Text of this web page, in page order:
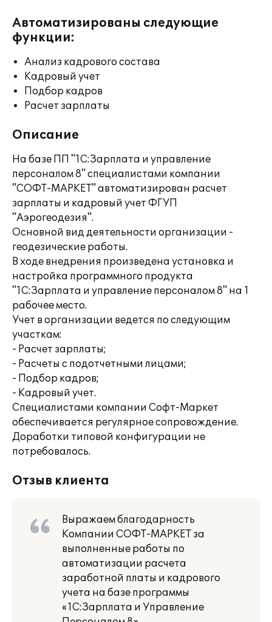
Автоматизированы следующие
функции:
Анализ кадрового состава
Кадровый учет
Подбор кадров
Расчет зарплаты
Описание
На базе ПП "1С:Зарплата и управление
персоналом 8" специалистами компании
"СОФТ-МАРКЕТ" автоматизирован расчет
зарплаты и кадровый учет ФГУП
"Аэрогеодезия".
Основной вид деятельности организации -
геодезические работы.
В ходе внедрения произведена установка и
настройка программного продукта
"1С:Зарплата и управление персоналом 8" на 1
рабочее место.
Учет в организации ведется по следующим
участкам:
- Расчет зарплаты;
- Расчеты с подотчетными лицами;
- Подбор кадров;
- Кадровый учет.
Специалистами компании Софт-Маркет
обеспечивается регулярное сопровождение.
Доработки типовой конфигурации не
потребовалось.
Отзыв клиента
Выражаем благодарность
Компании СОФТ-МАРКЕТ за
выполненные работы по
автоматизации расчета
заработной платы и кадрового
учета на базе программы
«1С:Зарплата и Управление